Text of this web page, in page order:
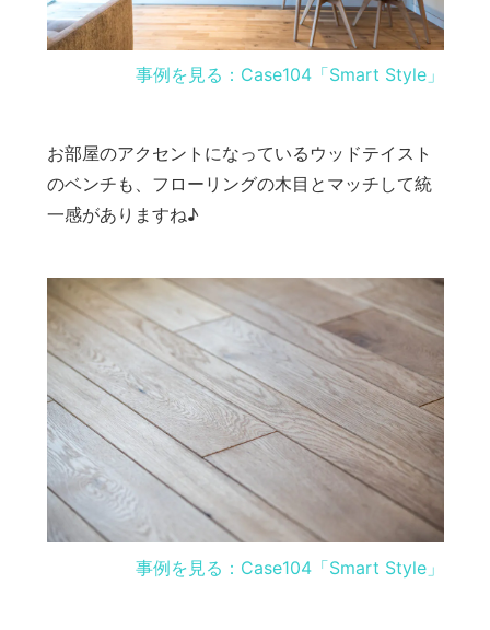
事例を見る：Case104「Smart Style」
お部屋のアクセントになっているウッドテイスト
のベンチも、フローリングの木目とマッチして統
一感がありますね♪
事例を見る：Case104「Smart Style」